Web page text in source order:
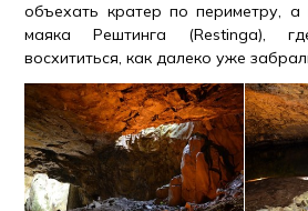
объехать кратер по периметру, а
маяка Рештинга (Restinga),
восхититься, как далеко уже